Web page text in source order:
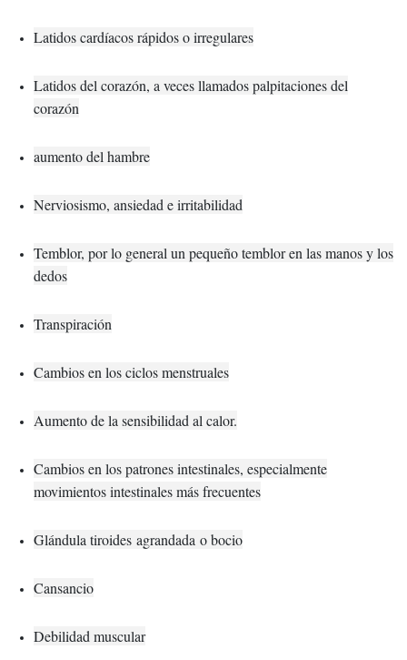
Latidos cardíacos rápidos o irregulares
Latidos del corazón, a veces llamados palpitaciones del
corazón
aumento del hambre
Nerviosismo, ansiedad e irritabilidad
Temblor, por lo general un pequeño temblor en las manos y los
dedos
Transpiración
Cambios en los ciclos menstruales
Aumento de la sensibilidad al calor.
Cambios en los patrones intestinales, especialmente
movimientos intestinales más frecuentes
Glándula tiroides agrandadao bocio
Cansancio
Debilidad muscular